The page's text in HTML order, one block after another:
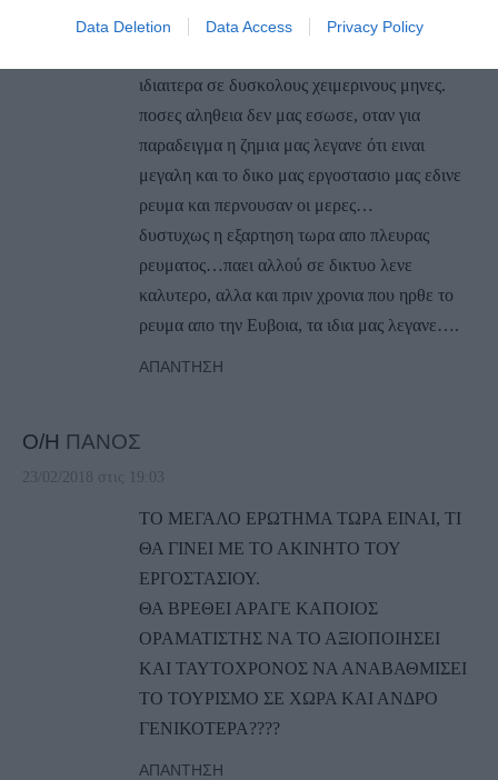
Data Deletion Data Access Privacy Policy
με συνεπει να καταστρεφονται προιοντα, να
ιδιαιτερα σε δυσκολους χειμερινους μηνες.
ποσες αληθεια δεν μας εσωσε, οταν για
παραδειγμα η ζημια μας λεγανε ότι ειναι
μεγαλη και το δικο μας εργοστασιο μας εδινε
ρευμα και περνουσαν οι μερες…
δυστυχως η εξαρτηση τωρα απο πλευρας
ρευματος…παει αλλού σε δικτυο λενε
καλυτερο, αλλα και πριν χρονια που ηρθε το
ρευμα απο την Ευβοια, τα ιδια μας λεγανε….
ΑΠΆΝΤΗΣΗ
Ο/Η ΠΑΝΟΣ
23/02/2018 στις 19:03
ΤΟ ΜΕΓΑΛΟ ΕΡΩΤΗΜΑ ΤΩΡΑ ΕΙΝΑΙ, ΤΙ
ΘΑ ΓΙΝΕΙ ΜΕ ΤΟ ΑΚΙΝΗΤΟ ΤΟΥ
ΕΡΓΟΣΤΑΣΙΟΥ.
ΘΑ ΒΡΕΘΕΙ ΑΡΑΓΕ ΚΑΠΟΙΟΣ
ΟΡΑΜΑΤΙΣΤΗΣ ΝΑ ΤΟ ΑΞΙΟΠΟΙΗΣΕΙ
ΚΑΙ ΤΑΥΤΟΧΡΟΝΟΣ ΝΑ ΑΝΑΒΑΘΜΙΣΕΙ
ΤΟ ΤΟΥΡΙΣΜΟ ΣΕ ΧΩΡΑ ΚΑΙ ΑΝΔΡΟ
ΓΕΝΙΚΟΤΕΡΑ????
ΑΠΆΝΤΗΣΗ